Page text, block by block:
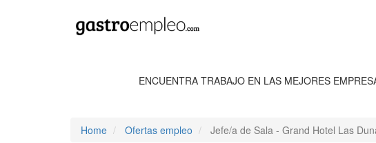
ENCUENTRA TRABAJO EN LAS MEJORES
Home Ofertas empleo Jefe/a de Sala - Grand Hotel Las